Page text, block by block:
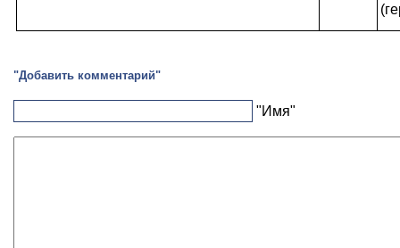
"Добавить комментарий"
"Имя"